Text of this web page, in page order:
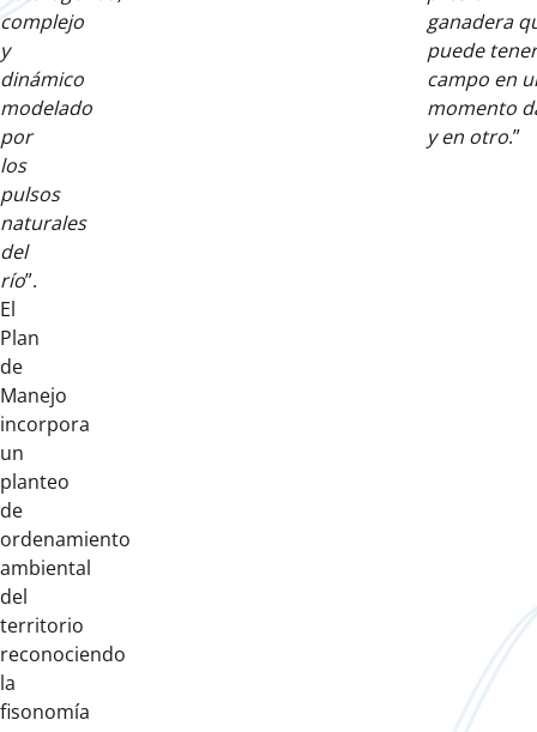
complejo
y
dinámico
modelado
por
los
pulsos
naturales
del
río”.
El
Plan
de
Manejo
incorpora
un
planteo
de
ordenamiento
ambiental
del
territorio
reconociendo
la
fisonomía
ganadera
puede
campo en
momento
y en otro.”